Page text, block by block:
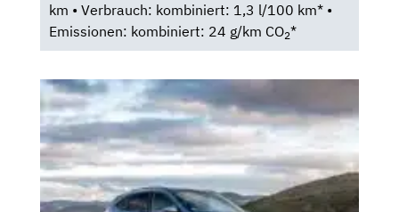
km • Verbrauch: kombiniert: 1,3 l/100 km* •
Emissionen: kombiniert: 24 g/km CO2*